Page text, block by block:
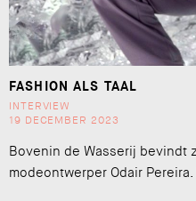
FASHION ALS TAAL
INTERVIEW
19 DECEMBER 2023
Bovenin de Wasserij bevindt
modeontwerper Odair